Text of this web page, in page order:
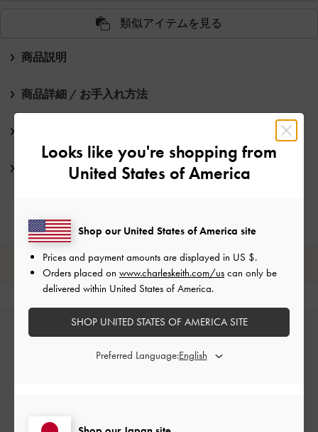
類似アイテムを見る
商品説明
商品詳細 / お手入れ方法
配送 & 返品
レビューは購入した方のみ投稿ができます。
カスタマーレビュー
Looks like you're shopping from
United States of America
Shop our United States of America site
Prices and payment amounts are displayed in US $.
Orders placed on www.charleskeith.com/us can only be
delivered within United States of America.
SHOP UNITED STATES OF AMERICA SITE
Preferred Language: